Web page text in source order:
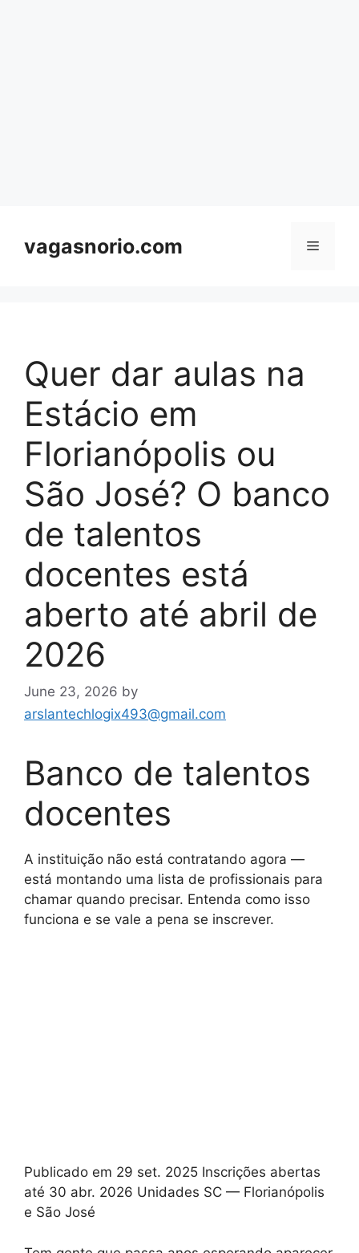
vagasnorio.com Menu
Quer dar aulas na
Estácio em
Florianópolis ou
São José? O banco
de talentos
docentes está
aberto até abril de
2026
June 23, 2026 by
arslantechlogix493@gmail.com
Banco de talentos
docentes
A instituição não está contratando agora —
está montando uma lista de profissionais para
chamar quando precisar. Entenda como isso
funciona e se vale a pena se inscrever.
Publicado em 29 set. 2025 Inscrições abertas
até 30 abr. 2026 Unidades SC — Florianópolis
e São José